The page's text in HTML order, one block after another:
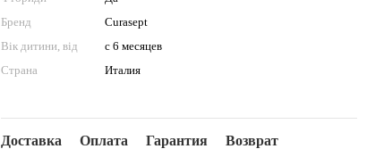
Бренд
Curasept
Вік дитини, від
с 6 месяцев
Страна
Италия
Доставка Оплата Гарантия Возврат